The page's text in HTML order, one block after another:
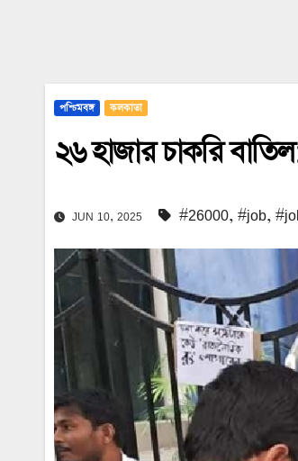
পশ্চিমবঙ্গ কলকাতা
২৬ হাজার চাকরি
JUN 10, 2025 #26000, #job,